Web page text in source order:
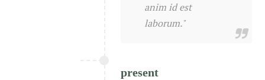
anim id est
laborum."
present